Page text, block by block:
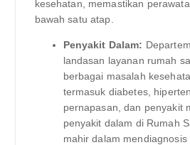
kesehatan, memastikan
bawah satu atap.
Penyakit Dalam:
landasan layanan rumah
berbagai masalah
termasuk diabetes,
pernapasan, dan penyakit
penyakit dalam di Rumah
mahir dalam